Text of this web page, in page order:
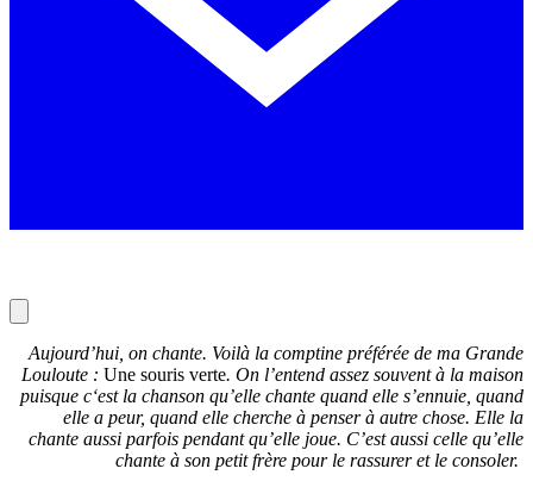
Aujourd’hui, on chante. Voilà la comptine préférée de ma Grande
Louloute : Une souris verte. On l’entend assez souvent à la maison
puisque c‘est la chanson qu’elle chante quand elle s’ennuie, quand
elle a peur, quand elle cherche à penser à autre chose. Elle la
chante aussi parfois pendant qu’elle joue. C’est aussi celle qu’elle
chante à son petit frère pour le rassurer et le consoler.